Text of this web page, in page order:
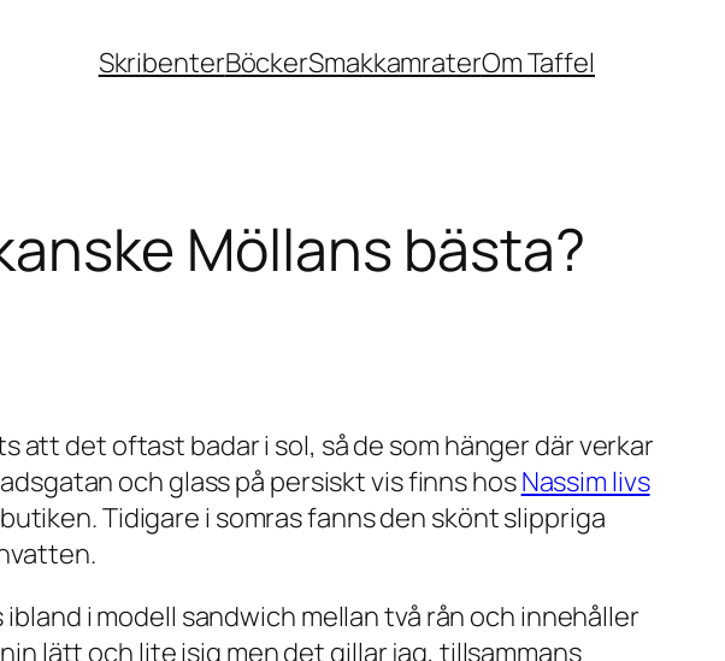
SkribenterBöckerSmakkamraterOm Taffel
Möllans bästa?
det oftast badar i sol, så de som hänger där verkar
och glass på persiskt vis finns hosNassim livs
Tidigare i somras fanns den skönt slippriga
i modell sandwich mellan två rån och innehåller
lätt och lite isig men det gillar jag, tillsammans